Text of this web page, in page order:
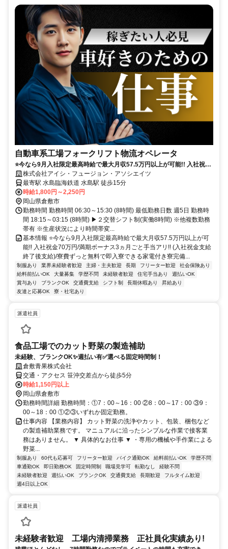
自動車系工場フォークリフト物流オペレータ
⭐今なら9月入社限定最高時給で最大月収57.5万円以上が可能!! 入社祝金
70万円/満期ボーナス3ヵ月ごと手当アリ!! (入社祝金支給終了後支給)/寮
費ずっと無料で即入寮できる家電付き寮完備!
株式会社アイシ・フュージョン・アソシエイツ
最寄駅 水島臨海鉄道 水島駅 徒歩15分
時給1,800円～2,250円
岡山県倉敷市
勤務時間 勤務時間 06:30～15:30 (8時間) 最低勤務日数 週5日 勤務時
間 18:15～03:15 (8時間) ▶２交替シフト制(実働8時間) ※他複数勤務
帯有 ※生産状況により時間帯変...
基本情報 ⭐今なら9月入社限定最高時給で最大月収57.5万円以上が可
能!! 入社祝金70万円/満期ボーナス3ヵ月ごと手当アリ!! (入社祝金支給
終了後支給)/寮費ずっと無料で即入寮できる家電付き寮完備...
制服あり 業界未経験者歓迎 主婦・主夫歓迎 長期 フリーター歓迎
社会保険あり
給料前払いOK
大量募集 学歴不問 未経験者歓迎 住宅手当あり
週払いOK
賞与あり
ブランクOK 交通費支給 シフト制 長期休暇あり
昇給あり
友達と応募OK
寮・社宅あり
派遣社員
食品工場でのカット野菜の製造補助
未経験、ブランクOK✨週払い有✅選べる固定時間制！
倉敷青果株式会社
交通・アクセス 笹沖交差点から徒歩5分
時給1,150円以上
岡山県倉敷市
勤務時間詳細 勤務時間：①7：00～16：00 ②8：00～17：00 ③9：
00～18：00 ①②③いずれか固定勤務。
仕事内容 【業務内容】 カット野菜の洗浄やカット、包装、梱包など
の製造補助業務です。 マニュアルに沿ったシンプルな作業で接客業
務はありません。 ▼ 具体的なお仕事 ▼ ・専用の機械や手作業による
野菜...
制服あり 60代も応募可 フリーター歓迎 バイク通勤OK 給料前払いOK
学歴不問
車通勤OK
即日勤務OK 固定時間制 職場見学可 転勤なし
経験不問
未経験者歓迎
週払いOK ブランクOK 交通費支給 長期歓迎
フルタイム歓迎
週4日以上OK
派遣社員
未経験者歓迎 工場内清掃業務 正社員化実績あり!